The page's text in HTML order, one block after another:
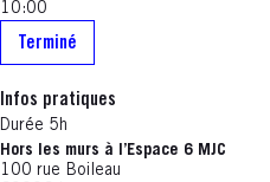
10:00
Terminé
Infos pratiques
Durée 5h
Hors les murs à l’Espace 6 MJC
100 rue Boileau